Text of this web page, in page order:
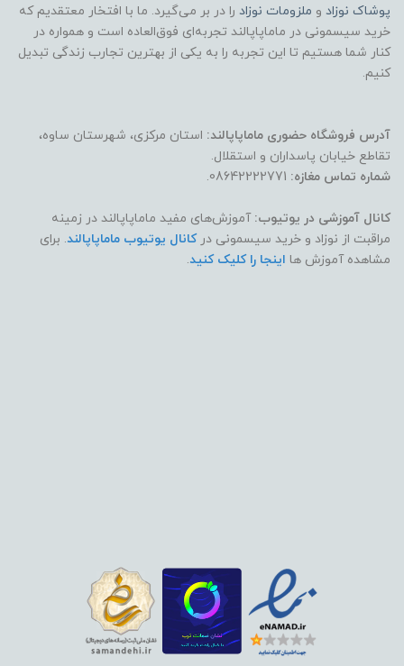
پوشاک نوزاد و ملزومات نوزاد را در بر می‌گیرد. ما با افتخار معتقدیم که
خرید سیسمونی در ماماپاپالند تجربه‌ای فوق‌العاده است و همواره در
کنار شما هستیم تا این تجربه را به یکی از بهترین تجارب زندگی تبدیل
کنیم.
آدرس فروشگاه حضوری ماماپاپالند: استان مرکزی، شهرستان ساوه،
تقاطع خیابان پاسداران و استقلال.
شماره تماس مغازه:
کانال آموزشی در یوتیوب: آموزش‌های مفید ماماپاپالند در زمینه
مراقبت از نوزاد و خرید سیسمونی درکانال یوتیوب ماماپاپالند. برای
مشاهده آموزش ها اینجا را کلیک کنید.